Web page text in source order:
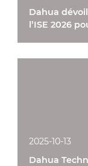
Dahua
l’ISE 2026
2025-10-13
Dahua